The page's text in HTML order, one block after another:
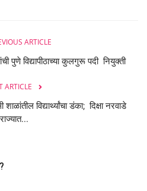
ARTICLE
पुणे विद्यापीठाच्या कुलगुरू पदी नियुक्ती
ARTICLE
विद्यार्थ्यांचा डंका; दिक्षा नरवाडे
राज्यात...